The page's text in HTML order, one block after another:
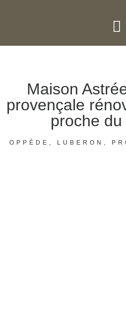
Maison
provençale
proche
OPPÈDE, LUBERON,